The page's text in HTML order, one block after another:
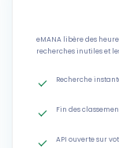
eMANA libère des
recherches inutiles et
Recherche
Fin des
API ouverte sur